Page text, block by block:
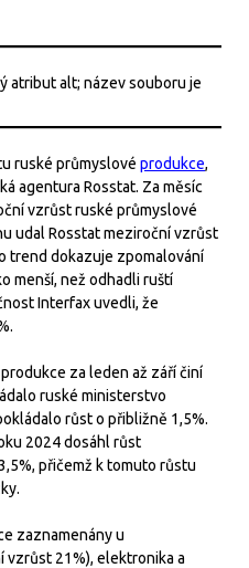
ruské průmyslové produkce,
agentura Rosstat. Za měsíc
vzrůst ruské průmyslové
udal Rosstat meziroční vzrůst
trend dokazuje zpomalování
menší, než odhadli ruští
Interfax uvedli, že
za leden až září činí
ruské ministerstvo
růst o přibližně 1,5%.
2024 dosáhl růst
přičemž k tomuto růstu
zaznamenány u
vzrůst 21%), elektronika a